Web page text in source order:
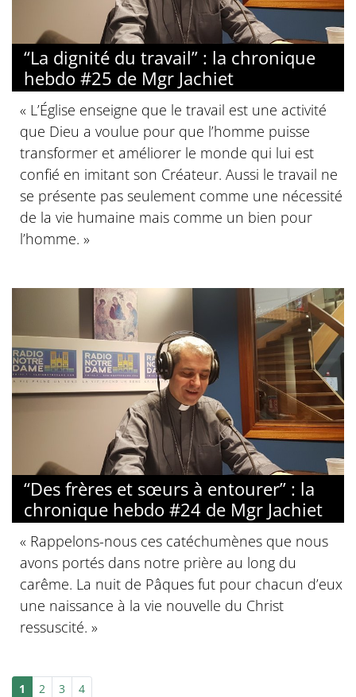
“La dignité du travail” : la chronique
hebdo #25 de Mgr Jachiet
« L’Église enseigne que le travail est une activité
que Dieu a voulue pour que l’homme puisse
transformer et améliorer le monde qui lui est
confié en imitant son Créateur. Aussi le travail ne
se présente pas seulement comme une nécessité
de la vie humaine mais comme un bien pour
l’homme. »
“Des frères et sœurs à entourer” : la
chronique hebdo #24 de Mgr Jachiet
« Rappelons-nous ces catéchumènes que nous
avons portés dans notre prière au long du
carême. La nuit de Pâques fut pour chacun d’eux
une naissance à la vie nouvelle du Christ
ressuscité. »
1 2 3 4